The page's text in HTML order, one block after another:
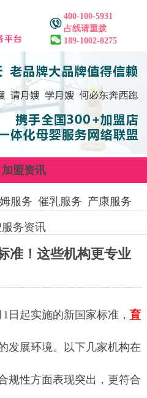
400-100-5931
占线请重拨
189-1002-0275
加盟资讯
服务 催乳服务 产康服务
务资讯
准！这些机构更专业
日起实施的新国家标准， 育
发展环境。以下几家机构在
规性方面表现突出，更符合